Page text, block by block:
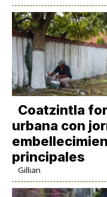
Coatzintla
urbana con
principales
Gillian